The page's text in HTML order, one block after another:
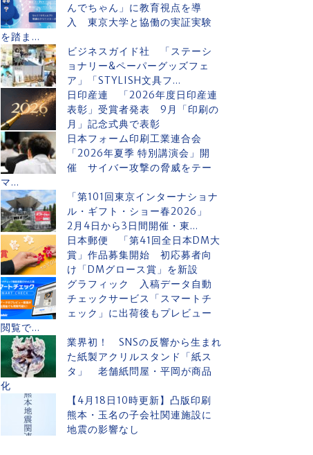
んでちゃん」に教育視点を導
入 東京大学と協働の実証実験
を踏ま...
ビジネスガイド社 「ステーシ
ョナリー&ペーパーグッズフェ
ア」「STYLISH文具フ...
日印産連 「2026年度日印産連
表彰」受賞者発表 9月「印刷の
月」記念式典で表彰
日本フォーム印刷工業連合会
「2026年夏季 特別講演会」開
催 サイバー攻撃の脅威をテー
マ...
「第101回東京インターナショナ
ル・ギフト・ショー春2026」
2月4日から3日間開催・東...
日本郵便 「第41回全日本DM大
賞」作品募集開始 初応募者向
け「DMグロース賞」を新設
グラフィック 入稿データ自動
チェックサービス「スマートチ
ェック」に出荷後もプレビュー
閲覧で...
業界初！ SNSの反響から生まれ
た紙製アクリルスタンド「紙ス
タ」 老舗紙問屋・平岡が商品
化
【4月18日10時更新】凸版印刷
熊本・玉名の子会社関連施設に
地震の影響なし